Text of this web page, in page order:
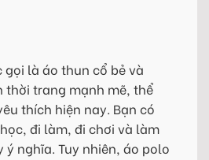
gọi là áo thun cổ bẻ và
thời trang mạnh mẽ, thể
thích hiện nay. Bạn có
đi làm, đi chơi và làm
ý nghĩa. Tuy nhiên, áo polo